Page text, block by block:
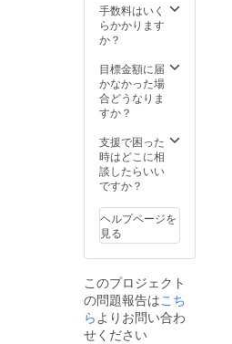
手数料はいく
らかかります
か？
目標金額に届
かなかった場
合どうなりま
すか？
支援で困った
時はどこに相
談したらいい
ですか？
ヘルプページを
見る
このプロジェクト
の問題報告はこち
ら よりお問い合わ
せください